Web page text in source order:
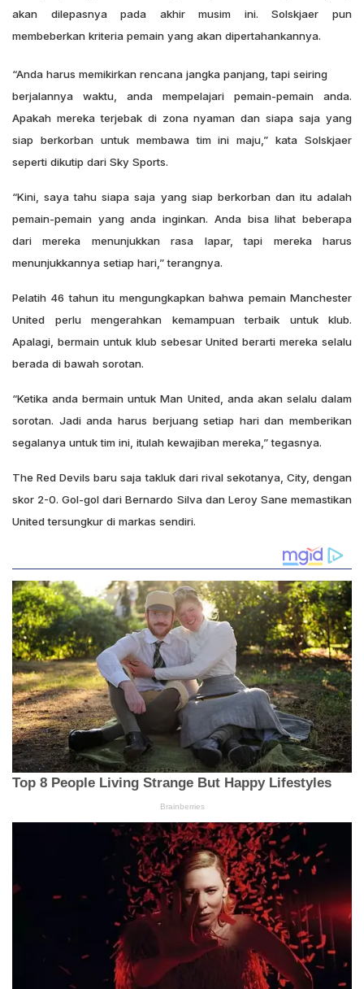
akan dilepasnya pada akhir musim ini. Solskjaer pun
membeberkan kriteria pemain yang akan dipertahankannya.
“Anda harus memikirkan rencana jangka panjang, tapi seiring
berjalannya waktu, anda mempelajari pemain-pemain anda.
Apakah mereka terjebak di zona nyaman dan siapa saja yang
siap berkorban untuk membawa tim ini maju,” kata Solskjaer
seperti dikutip dari Sky Sports.
“Kini, saya tahu siapa saja yang siap berkorban dan itu adalah
pemain-pemain yang anda inginkan. Anda bisa lihat beberapa
dari mereka menunjukkan rasa lapar, tapi mereka harus
menunjukkannya setiap hari,” terangnya.
Pelatih 46 tahun itu mengungkapkan bahwa pemain Manchester
United perlu mengerahkan kemampuan terbaik untuk klub.
Apalagi, bermain untuk klub sebesar United berarti mereka selalu
berada di bawah sorotan.
“Ketika anda bermain untuk Man United, anda akan selalu dalam
sorotan. Jadi anda harus berjuang setiap hari dan memberikan
segalanya untuk tim ini, itulah kewajiban mereka,” tegasnya.
The Red Devils baru saja takluk dari rival sekotanya, City, dengan
skor 2-0. Gol-gol dari Bernardo Silva dan Leroy Sane memastikan
United tersungkur di markas sendiri.